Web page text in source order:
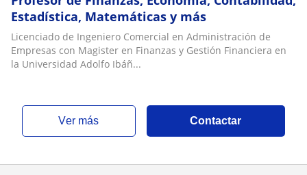
Estadística, Matemáticas y más
Licenciado de Ingeniero Comercial en Administración de
Empresas con Magister en Finanzas y Gestión Financiera en
la Universidad Adolfo Ibáñ...
ver más Contactar